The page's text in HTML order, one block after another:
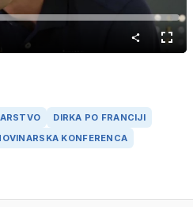
Predvajaj
način
DIRKA PO FRANCIJI
KONFERENCA